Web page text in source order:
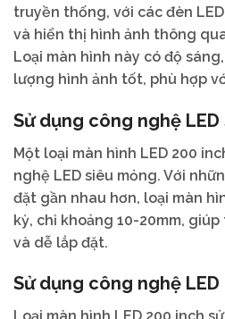
truyền thống, với các đèn
và hiển thị hình ảnh thông
Loại màn hình này có độ
lượng hình ảnh tốt, phù hợp
Sử dụng công nghệ
Một loại màn hình LED 200
nghệ LED siêu mỏng. Với
đặt gần nhau hơn, loại màn
kỳ, chỉ khoảng 10-20mm,
và dễ lắp đặt.
Sử dụng công nghệ